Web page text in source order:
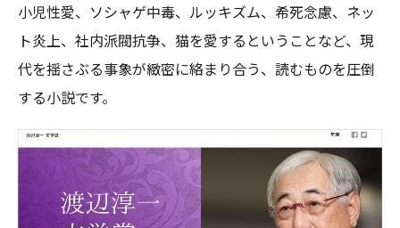
小児性愛、ソシャゲ中毒、ルッキズム、希死念慮、ネッ
ト炎上、社内派閥抗争、猫を愛するということなど、現
代を揺さぶる事象が緻密に絡まり合う、読むものを圧倒
する小説です。